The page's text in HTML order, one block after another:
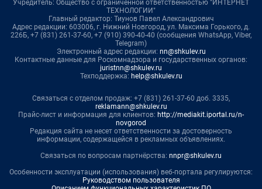
Учредитель: Общество с ограниченной ответственностью "ИНТЕРНЕТ
ТЕХНОЛОГИИ"
Главный редактор: Тиунов Павел Александрович
Адрес редакции: 603006, г. Нижний Новгород, ул. Максима Горького, д.
226Б, +7 (831) 261-37-60, +7 (910) 390-40-40 (сообщения WhatsApp, Viber,
Telegram)
Электронный адрес редакции: nn@shkulev.ru
Контактные данные для Роскомнадзора и государственных органов:
juristnn@shkulev.ru
Техподдержка: help@shkulev.ru
Связаться с отделом продаж: +7 (831) 261-37-60 доб. 3335,
reklamann@shkulev.ru
Прайс-лист и информация для клиентов: http://mediakit.iportal.ru/n-
novgorod
Редакция сайта не несет ответственности за достоверность
информации, содержащейся в рекламных объявлениях.
Связаться по вопросам партнёрства: nnpr@shkulev.ru
Особенности эксплуатации (использования) веб-портала регулируются:
Руководством пользователя